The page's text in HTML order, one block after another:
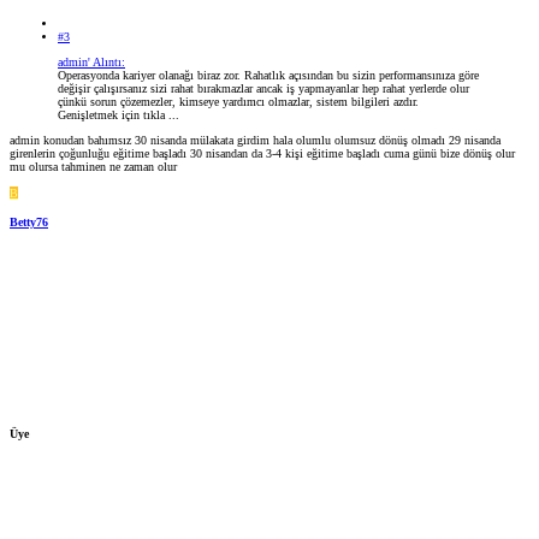
#3
admin' Alıntı:
Operasyonda kariyer olanağı biraz zor. Rahatlık açısından bu sizin performansınıza göre
değişir çalışırsanız sizi rahat bırakmazlar ancak iş yapmayanlar hep rahat yerlerde olur
çünkü sorun çözemezler, kimseye yardımcı olmazlar, sistem bilgileri azdır.
Genişletmek için tıkla ...
admin konudan bahımsız 30 nisanda mülakata girdim hala olumlu olumsuz dönüş olmadı 29 nisanda
girenlerin çoğunluğu eğitime başladı 30 nisandan da 3-4 kişi eğitime başladı cuma günü bize dönüş olur
mu olursa tahminen ne zaman olur
B
Betty76
Üye